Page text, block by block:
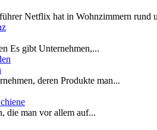
Netflix hat in Wohnzimmern rund
Es gibt Unternehmen,...
deren Produkte man...
die man vor allem auf...